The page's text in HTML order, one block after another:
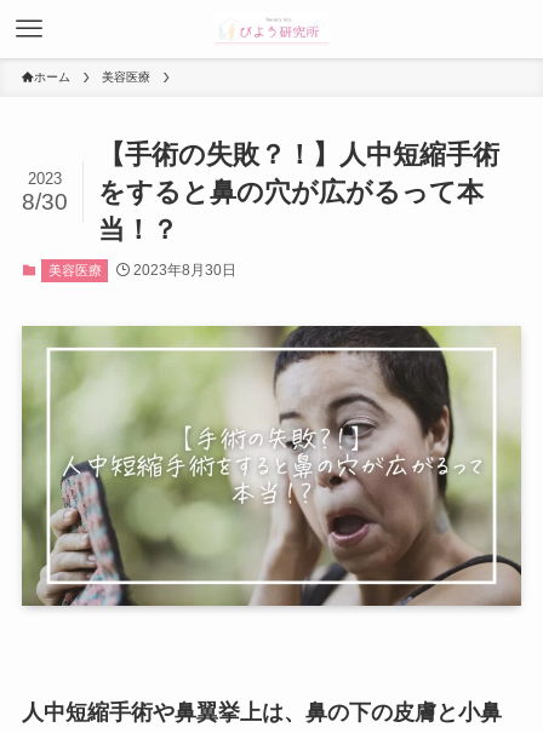
ホーム 美容医療
【手術の失敗？！】人中短縮手術
をすると鼻の穴が広がるって本
当！？
2023
8/30
美容医療 2023年8月30日
人中短縮手術や鼻翼挙上は、鼻の下の皮膚と小鼻